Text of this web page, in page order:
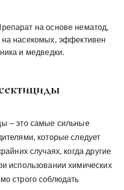
на основе нематод,
насекомых, эффективен
и медведки.
– это самые сильные
которые следует
случаях, когда другие
использовании химических
строго соблюдать